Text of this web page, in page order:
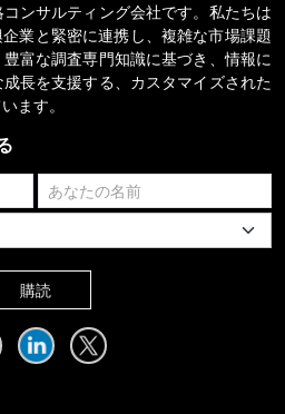
ンサルティング会社です。私たちは
業と緊密に連携し、複雑な市場課題
富な調査専門知識に基づき、情報に
長を支援する、カスタマイズされた
ます。
購読